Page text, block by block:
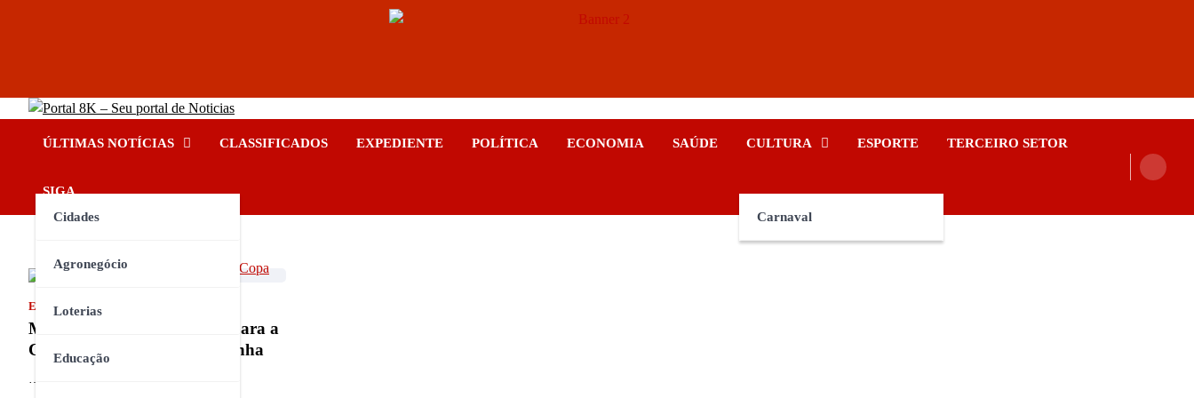
Portal 8K – Seu portal de Noticias
ÚLTIMAS NOTÍCIAS
Cidades
Agronegócio
Loterias
Educação
CLASSIFICADOS EXPEDIENTE POLÍTICA ECONOMIA SAÚDE CULTURA
Carnaval
ESPORTE TERCEIRO SETOR
SIGA
ESPORTE
Manuel Neuer é convocado para a
Copa do Mundo pela Alemanha